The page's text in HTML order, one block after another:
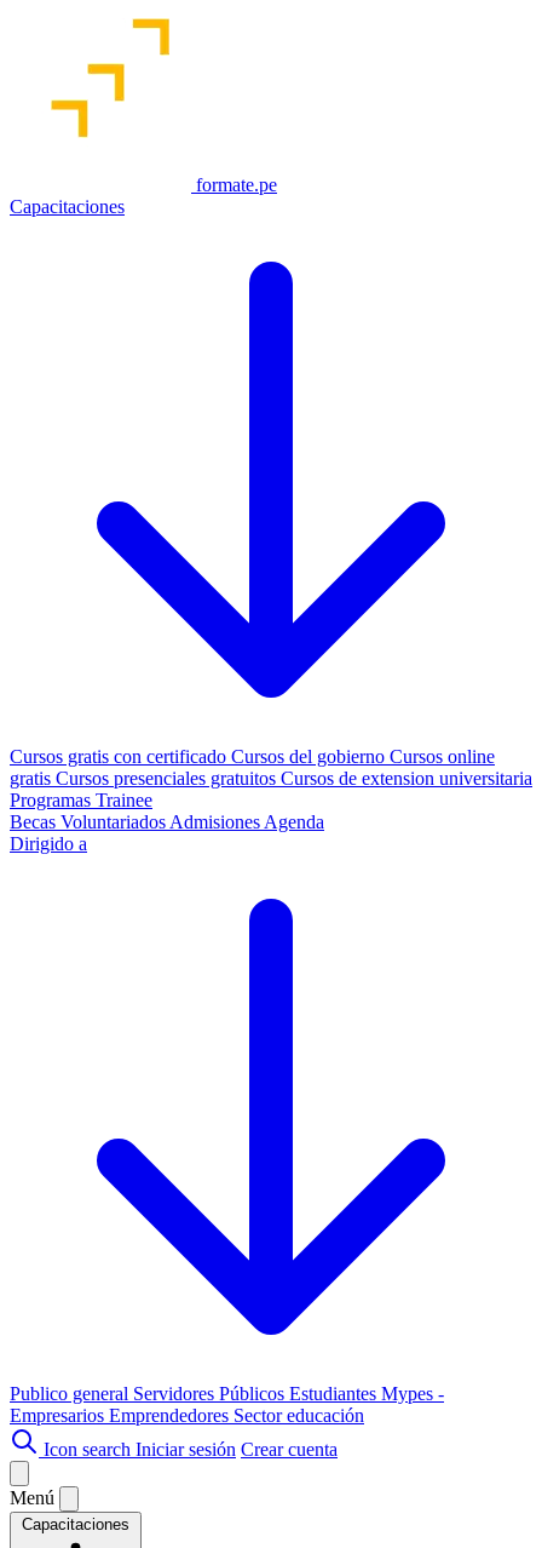
formate.pe
Capacitaciones
Cursos gratis con certificado Cursos del gobierno Cursos online
gratis Cursos presenciales gratuitos Cursos de extension universitaria
Programas Trainee
Becas Voluntariados Admisiones Agenda
Dirigido a
Publico general Servidores Públicos Estudiantes Mypes -
Empresarios Emprendedores Sector educación
Icon search Iniciar sesión Crear cuenta
Menú
Capacitaciones